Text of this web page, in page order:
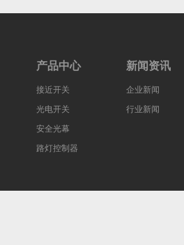
产品中心
接近开关
光电开关
安全光幕
路灯控制器
新闻资讯
企业新闻
行业新闻